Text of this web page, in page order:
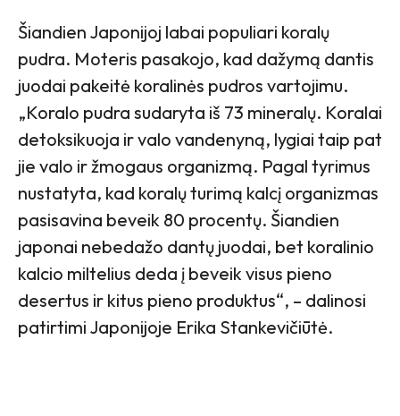
Šiandien Japonijoj labai populiari koralų
pudra. Moteris pasakojo, kad dažymą dantis
juodai pakeitė koralinės pudros vartojimu.
„Koralo pudra sudaryta iš 73 mineralų. Koralai
detoksikuoja ir valo vandenyną, lygiai taip pat
jie valo ir žmogaus organizmą. Pagal tyrimus
nustatyta, kad koralų turimą kalcį organizmas
pasisavina beveik 80 procentų. Šiandien
japonai nebedažo dantų juodai, bet koralinio
kalcio miltelius deda į beveik visus pieno
desertus ir kitus pieno produktus“, – dalinosi
patirtimi Japonijoje Erika Stankevičiūtė.